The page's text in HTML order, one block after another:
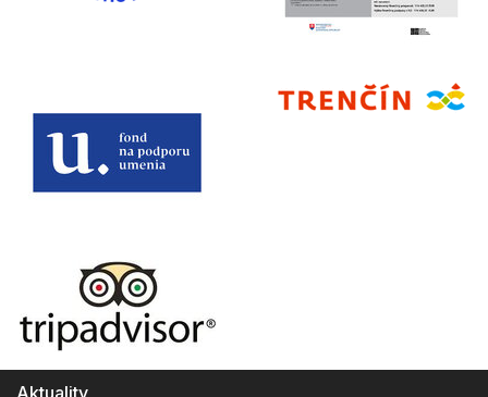
Aktuality